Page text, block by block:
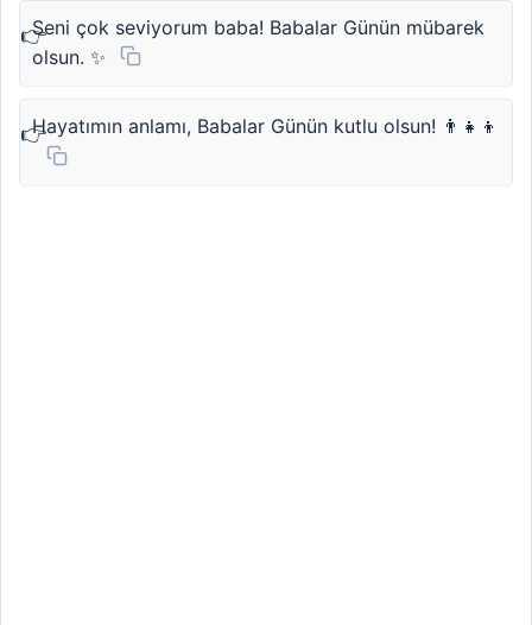
Seni çok seviyorum baba! Babalar Günün mübarek
olsun. ✨
Hayatımın anlamı, Babalar Günün kutlu olsun! 👨‍👧‍👦